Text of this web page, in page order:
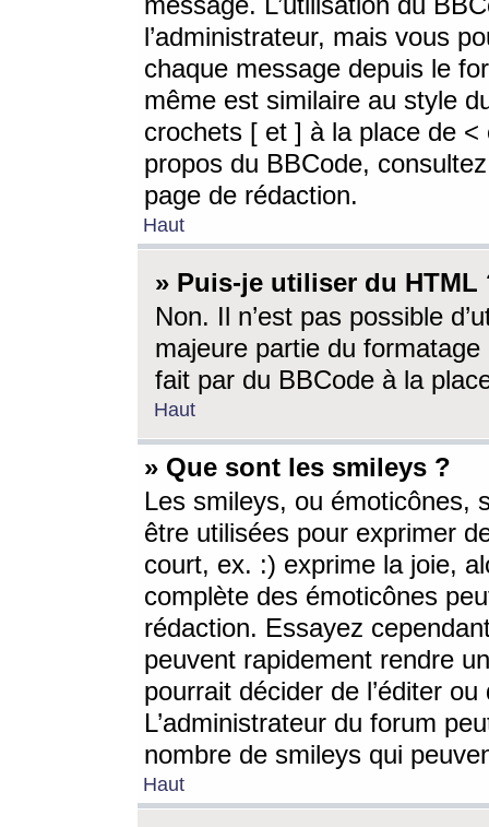
l’administrateur, mais vous
chaque message depuis le
même est similaire au style
crochets [ et ] à la place de <
propos du BBCode,
page de rédaction.
Haut
» Puis-je utiliser du HTML
Non. Il n’est pas possible
majeure partie du
fait par du BBCode à la
Haut
» Que sont les smileys ?
Les smileys, ou émoticônes,
être utilisées pour exprimer
court, ex. :) exprime la joie,
complète des émoticônes
rédaction. Essayez
peuvent rapidement rendre
pourrait décider de l’éditer
L’administrateur du forum
nombre de smileys qui
Haut